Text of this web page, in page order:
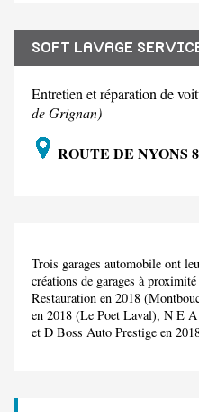
SOFT LAVAGE
Entretien et réparation de
de Grignan)
ROUTE DE NYONS
Trois garages automobile ont
créations de garages à
Restauration en 2018
en 2018 (Le Poet Laval), N E
et D Boss Auto Prestige en